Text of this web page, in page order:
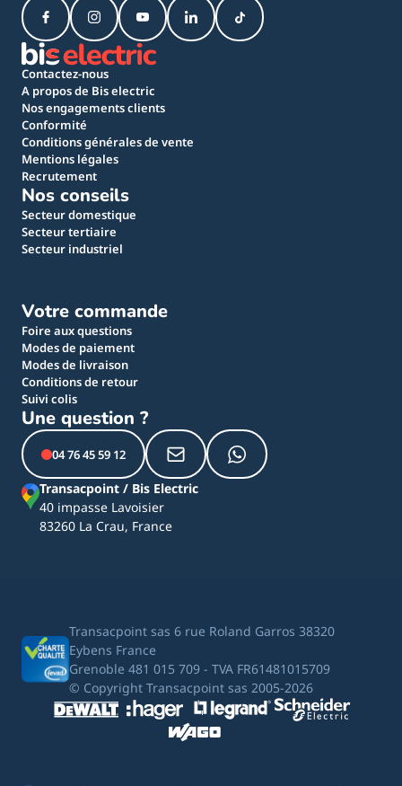
Contactez-nous
A propos de Bis electric
Nos engagements clients
Conformité
Conditions générales de vente
Mentions légales
Recrutement
Nos conseils
Secteur domestique
Secteur tertiaire
Secteur industriel
Votre commande
Foire aux questions
Modes de paiement
Modes de livraison
Conditions de retour
Suivi colis
Une question ?
04 76 45 59 12
Transacpoint / Bis Electric
40 impasse Lavoisier
83260 La Crau, France
Transacpoint sas 6 rue Roland Garros 38320
Eybens France
Grenoble 481 015 709 - TVA FR61481015709
© Copyright Transacpoint sas 2005-2026